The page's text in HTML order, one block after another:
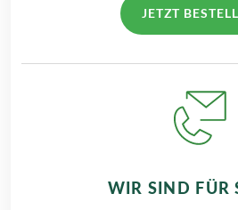
JETZT
WIR SIND FÜR